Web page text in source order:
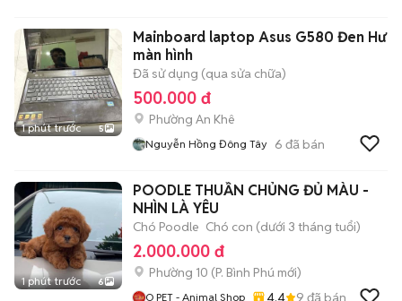
1 phút trước 5
Mainboard laptop Asus G580 Đen Hư
màn hình
Đã sử dụng (qua sửa chữa)
500.000 đ
Phường An Khê
Nguyễn Hồng Đông Tây 6 đã bán
1 phút trước 6
POODLE THUẦN CHỦNG ĐỦ MÀU -
NHÌN LÀ YÊU
Chó Poodle Chó con (dưới 3 tháng tuổi)
2.000.000 đ
Phường 10 (P. Bình Phú mới)
O PET - Animal Shop 4.4 9 đã bán